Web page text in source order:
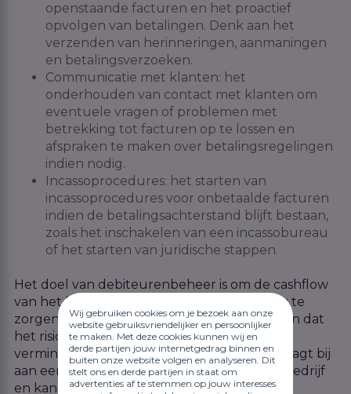
Wij gebruiken cookies om je bezoek aan onze
website gebruiksvriendelijker en persoonlijker
te maken. Met deze cookies kunnen wij en
derde partijen jouw internetgedrag binnen en
buiten onze website volgen en analyseren. Dit
stelt ons en derde partijen in staat om
advertenties af te stemmen op jouw interesses
openstaande facturen en het proactief
opvolgen van betalingen. Denk aan het
verzenden van herinneringen, aanmaningen
en betalingsverzoeken.
Communicatie met klanten: het
onderhouden van contact met klanten om
eventuele vragen of problemen met
betrekking tot facturen op te lossen en
afspraken te maken over betalingsregelingen
indien nodig.
Incassoprocedures: het starten van
incassoprocedures voor onbetaalde facturen
indien de betalingsachterstand blijft bestaan,
zoals het inschakelen van een incassobureau
of het starten van juridische stappen.
Het doel van debiteurenbeheer is om de cashflow
van het bedrijf te optimaliseren door ervoor te
zorgen dat facturen tijdig worden betaald en dat
het risico op oninbare vorderingen wordt
verminderd. Effectief debiteurenbeheer draagt bij
aan een gezonde financiële positie van het bedrijf
en kan het risico op liquiditeitsproblemen